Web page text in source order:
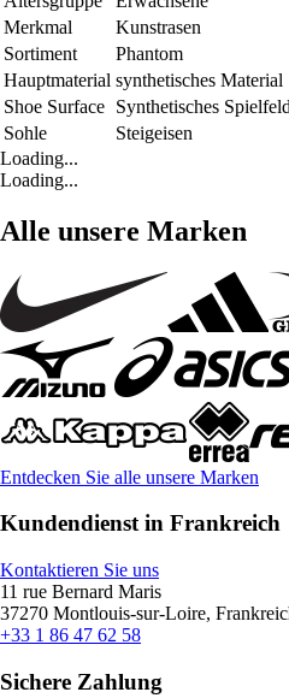
Merkmal
Kunstrasen
Sortiment
Phantom
Hauptmaterial synthetisches Material
Shoe Surface Synthetisches
Sohle
Steigeisen
Loading...
Loading...
Alle unsere Marken
Entdecken Sie alle unsere Marken
Kundendienst in Frankreich
Kontaktieren Sie uns
11 rue Bernard Maris
37270 Montlouis-sur-Loire,
+33 1 86 47 62 58
Sichere Zahlung